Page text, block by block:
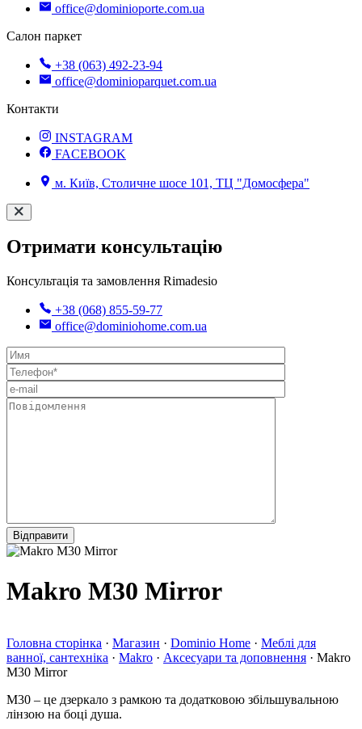
office@dominioporte.com.ua
Салон паркет
+38 (063) 492-23-94
office@dominioparquet.com.ua
Контакти
INSTAGRAM
FACEBOOK
м. Київ, Столичне шосе 101, ТЦ "Домосфера"
Отримати консультацію
Консультація та замовлення Rimadesio
+38 (068) 855-59-77
office@dominiohome.com.ua
Makro M30 Mirror
Головна сторінка · Магазин · Dominio Home · Меблі для
ванної, сантехніка · Makro · Аксесуари та доповнення · Makro
M30 Mirror
M30 – це дзеркало з рамкою та додатковою збільшувальною
лінзою на боці душа.